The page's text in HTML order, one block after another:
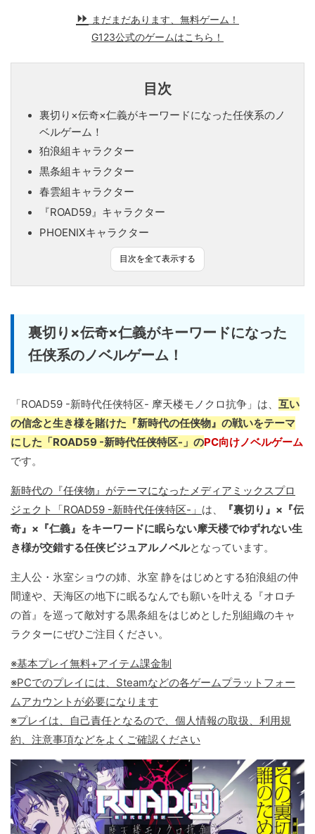
まだまだあります、無料ゲーム！
G123公式のゲームはこちら！
目次
裏切り×伝奇×仁義がキーワードになった任侠系のノ
ベルゲーム！
狛浪組キャラクター
黒条組キャラクター
春雲組キャラクター
『ROAD59』キャラクター
PHOENIXキャラクター
目次を全て表示する
裏切り×伝奇×仁義がキーワードになった
任侠系のノベルゲーム！
「ROAD59 -新時代任侠特区- 摩天楼モノクロ抗争」は、 互い
の信念と生き様を賭けた『新時代の任侠物』の戦いをテーマ
にした「ROAD59 -新時代任侠特区-」のPC向けノベルゲーム
です。
新時代の『任侠物』がテーマになったメディアミックスプロ
ジェクト「ROAD59 -新時代任侠特区-」 は、
『裏切り』×『伝
奇』×『仁義』をキーワードに眠らない摩天楼でゆずれない生
き様が交錯する任侠ビジュアルノベルとなっています。
主人公・氷室ショウの姉、氷室 静をはじめとする狛浪組の仲
間達や、天海区の地下に眠るなんでも願いを叶える『オロチ
の首』を巡って敵対する黒条組をはじめとした別組織のキャ
ラクターにぜひご注目ください。
※基本プレイ無料+アイテム課金制
※PCでのプレイには、Steamなどの各ゲームプラットフォー
ムアカウントが必要になります
※プレイは、自己責任となるので、個人情報の取扱、利用規
約、注意事項などをよくご確認ください